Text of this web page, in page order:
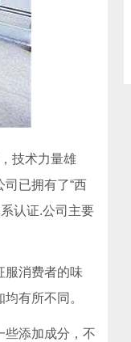
技术力量雄
已拥有了“西
认证.公司主要
服消费者的味
有所不同。
些添加成分，不